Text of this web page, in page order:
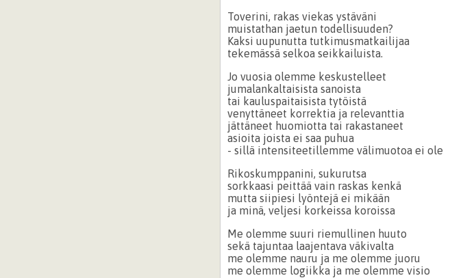
Toverini, rakas viekas ystäväni
muistathan jaetun todellisuuden?
Kaksi uupunutta tutkimusmatkailijaa
tekemässä selkoa seikkailuista.
Jo vuosia olemme keskustelleet
jumalankaltaisista sanoista
tai kauluspaitaisista tytöistä
venyttäneet korrektia ja relevanttia
jättäneet huomiotta tai rakastaneet
asioita joista ei saa puhua
- sillä intensiteetillemme välimuotoa ei ole
Rikoskumppanini, sukurutsa
sorkkaasi peittää vain raskas kenkä
mutta siipiesi lyöntejä ei mikään
ja minä, veljesi korkeissa koroissa
Me olemme suuri riemullinen huuto
sekä tajuntaa laajentava väkivalta
me olemme nauru ja me olemme juoru
me olemme logiikka ja me olemme visio